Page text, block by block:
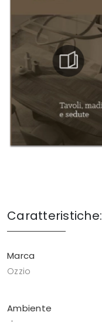
Caratteristiche:
Marca
Ozzio
Ambiente